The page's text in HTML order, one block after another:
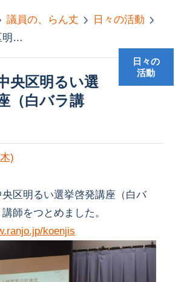
議員の、らん丈
日々の活動
相模原市中央区明るい選挙啓発講座（白バラ講座）
（白バラ講
日々の
活動
)
区明るい選挙啓発講座（白バ
師をつとめました。
koenjis